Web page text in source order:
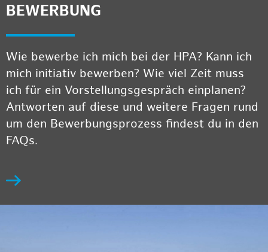
BEWERBUNG
Wie bewerbe ich mich bei der HPA? Kann ich
mich initiativ bewerben? Wie viel Zeit muss
ich für ein Vorstellungsgespräch einplanen?
Antworten auf diese und weitere Fragen rund
um den Bewerbungsprozess findest du in den
FAQs.